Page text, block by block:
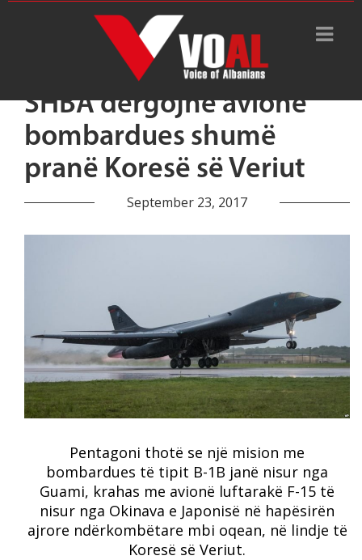
SHBA dërgojnë avionë
bombardues shumë
pranë Koresë së Veriut
September 23, 2017
Pentagoni thotë se një mision me
bombardues të tipit B-1B janë nisur nga
Guami, krahas me avionë luftarakë F-15 të
nisur nga Okinava e Japonisë në hapësirën
ajrore ndërkombëtare mbi oqean, në lindje të
Koresë së Veriut.